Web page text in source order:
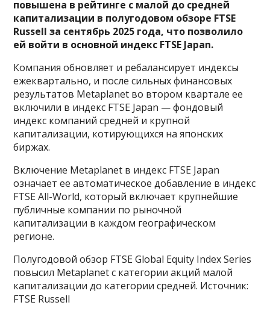
повышена в рейтинге с малой до средней
капитализации в полугодовом обзоре FTSE
Russell за сентябрь 2025 года, что позволило
ей войти в основной индекс FTSE Japan.
Компания обновляет и ребалансирует индексы
ежеквартально, и после сильных финансовых
результатов Metaplanet во втором квартале ее
включили в индекс FTSE Japan — фондовый
индекс компаний средней и крупной
капитализации, котирующихся на японских
биржах.
Включение Metaplanet в индекс FTSE Japan
означает ее автоматическое добавление в индекс
FTSE All-World, который включает крупнейшие
публичные компании по рыночной
капитализации в каждом географическом
регионе.
Полугодовой обзор FTSE Global Equity Index Series
повысил Metaplanet с категории акций малой
капитализации до категории средней. Источник:
FTSE Russell